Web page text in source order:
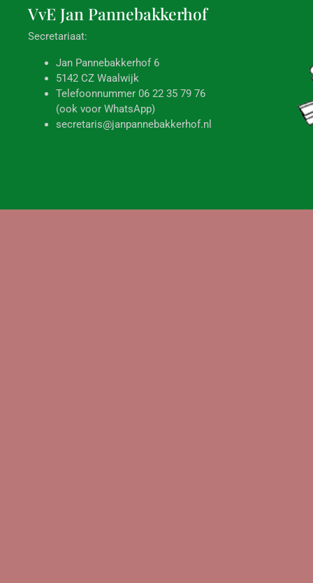
VvE Jan Pannebakkerhof
Secretariaat:
Jan Pannebakkerhof 6
5142 CZ Waalwijk
Telefoonnummer 06 22 35 79 76
(ook voor WhatsApp)
secretaris@janpannebakkerhof.nl